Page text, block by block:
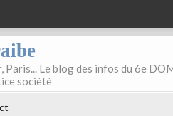
Paris... Le blog des infos du 6e
société